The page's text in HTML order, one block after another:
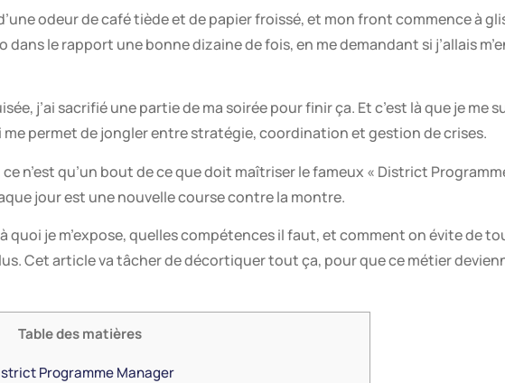
odeur de café tiède et de papier froissé, et mon front commence à
dans le rapport une bonne dizaine de fois, en me demandant si j’allais
j’ai sacrifié une partie de ma soirée pour finir ça. Et c’est là que je me
permet de jongler entre stratégie, coordination et gestion de crises.
ce n’est qu’un bout de ce que doit maîtriser le fameux « District
jour est une nouvelle course contre la montre.
quoi je m’expose, quelles compétences il faut, et comment on évite de
Cet article va tâcher de décortiquer tout ça, pour que ce métier
Table des matières
Programme Manager